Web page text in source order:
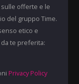
sulle offerte e le
del gruppo Time.
etico e
te preferita:
Privacy Policy